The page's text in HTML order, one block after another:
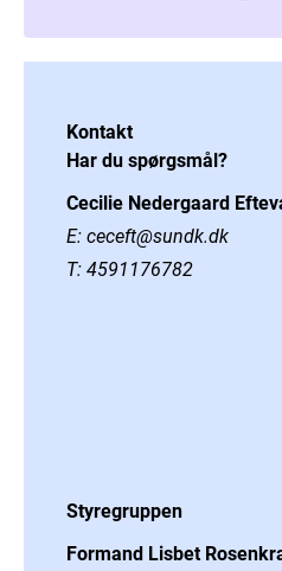
Kontakt
Har du spørgsmål?
Cecilie Nedergaard
E: ceceft@sundk.dk
T: 4591176782
Styregruppen
Formand Lisbet